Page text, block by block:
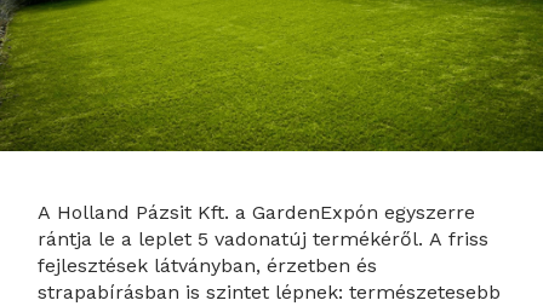
A Holland Pázsit Kft. a GardenExpón egyszerre
rántja le a leplet 5 vadonatúj termékéről. A friss
fejlesztések látványban, érzetben és
strapabírásban is szintet lépnek: természetesebb